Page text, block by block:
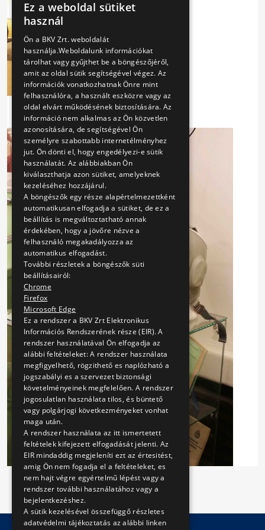
Ez a weboldal sütiket
használ
Ön a BKV Zrt. weboldalát
használja.Weboldalunk információkat
tárolhat vagy gyűjthet be a böngészőjéről,
amit az oldal sütik segítségével végez. Az
információk vonatkozhatnak Önre mint
felhasználóra, a használt eszközre vagy az
oldal elvárt működésének biztosítására. Az
információ nem alkalmas az Ön közvetlen
azonosítására, de segítségével Ön
személyre szabottabb internetélményhez
jut. Ön dönti el, hogy engedélyezi-e sütik
használatát. Az alábbiakban Ön
kiválaszthatja azon sütiket, amelyeknek
kezeléséhez hozzájárul.
A böngészők egy része alapértelmezettként
automatikusan elfogadja a sütiket, de ez a
beállítás is megváltoztatható annak
érdekében, hogy a jövőre nézve a
felhasználó megakadályozza az
automatikus elfogadást.
További részletek a böngészők süti
beállításairól:
Chrome
Firefox
Microsoft Edge
Ez a rendszer a BKV Zrt Elektronikus
Információs Rendszerének része (EIR). A
rendszer használatával Ön elfogadja az
alábbi feltételeket: A rendszer használata
megfigyelhető, rögzithető es naplózható a
jogszabályi es a szervezet biztonsági
követelményeinek megfelelően. A rendszer
jogosulatlan használata tilos, és büntető
vagy polgárjogi következményeket vonhat
maga után.
A rendszer használata az itt ismertetett
feltételek kifejezett elfogadását jelenti. Az
EIR mindaddig megjeleníti ezt az értesitést,
amig Ön nem fogadja el a feltételeket, es
nem hajt végre egyértelmű lépést vagy a
rendszer további használatához vagy a
bejelentkezéshez.
A sütik kezelésével összefüggő részletes
adatvédelmi tájékoztatás az alábbi linken